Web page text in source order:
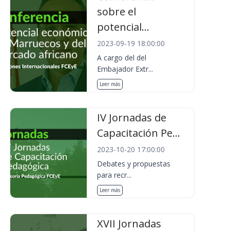
sobre el
potencial...
2023-09-19 18:00:00
A cargo del del
Embajador Extr...
Leer más
IV Jornadas de
Capacitación Pe...
2023-10-20 17:00:00
Debates y propuestas
para recr...
Leer más
XVII Jornadas